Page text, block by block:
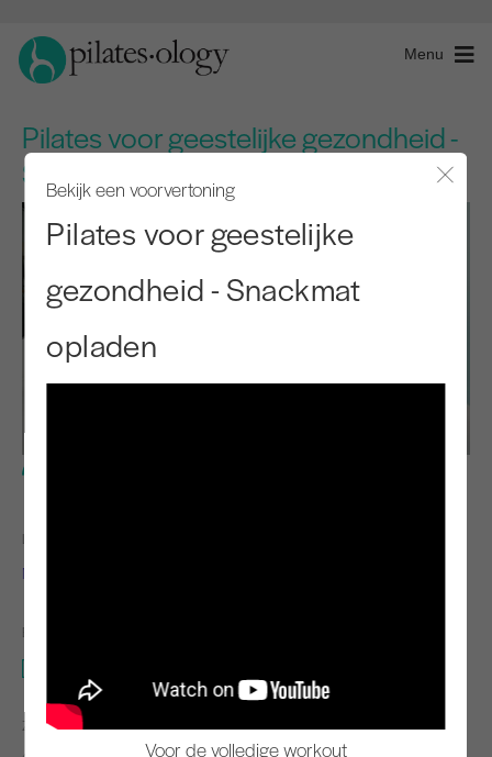
Menu
Pilates voor geestelijke gezondheid -
Snackmat opladen
Bekijk een voorvertoning
Pilates voor geestelijke
gezondheid - Snackmat
opladen
Voor de volledige workout
LERAAR
Marina Urbina
BENODIGDE APPARATUUR
ZOEK VERGELIJKBARE LESSEN VOOR